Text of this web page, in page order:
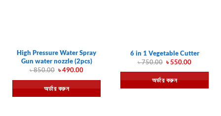
High Pressure Water Spray
Gun water nozzle (2pcs)
৳850.00 Original
was:
৳ 850.00.
৳490.00Current
is:
৳ 490.00.
অর্ডার করুন
6 in 1 Vegetable Cutter
৳750.00 Original
was:
৳ 750.00.
৳550.00Current
is:
৳ 550.00.
অর্ডার করুন